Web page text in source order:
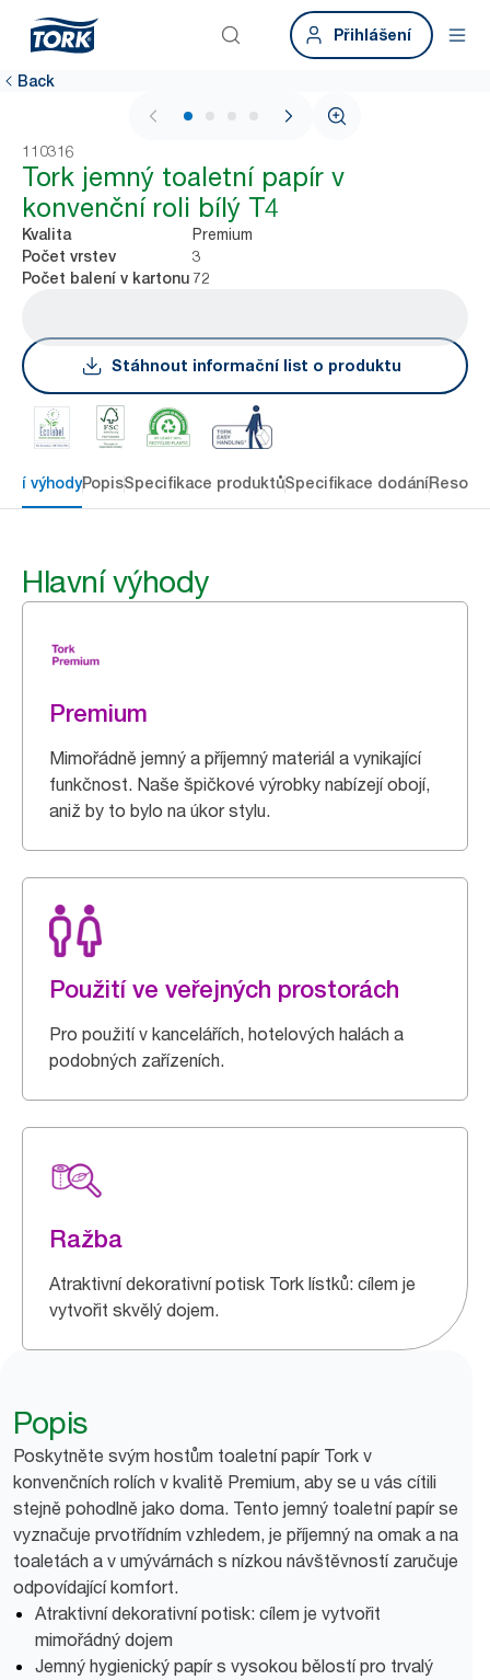
Přihlášení
Back
1 / 4
110316
Tork jemný toaletní papír v
konvenční roli bílý T4
Kvalita Premium
Počet vrstev 3
Počet balení v kartonu 72
Stáhnout informační list o produktu
výhodyPopisSpecifikace produktůSpecifikace dodání
Hlavní výhody
Premium
Mimořádně jemný a příjemný materiál a vynikající
funkčnost. Naše špičkové výrobky nabízejí obojí,
aniž by to bylo na úkor stylu.
Použití ve veřejných prostorách
Pro použití v kancelářích, hotelových halách a
podobných zařízeních.
Ražba
Atraktivní dekorativní potisk Tork lístků: cílem je
vytvořit skvělý dojem.
Popis
Poskytněte svým hostům toaletní papír Tork v
konvenčních rolích v kvalitě Premium, aby se u vás cítili
stejně pohodlně jako doma. Tento jemný toaletní papír se
vyznačuje prvotřídním vzhledem, je příjemný na omak a na
toaletách a v umývárnách s nízkou návštěvností zaručuje
odpovídající komfort.
Atraktivní dekorativní potisk: cílem je vytvořit
mimořádný dojem
Jemný hygienický papír s vysokou bělostí pro trvalý